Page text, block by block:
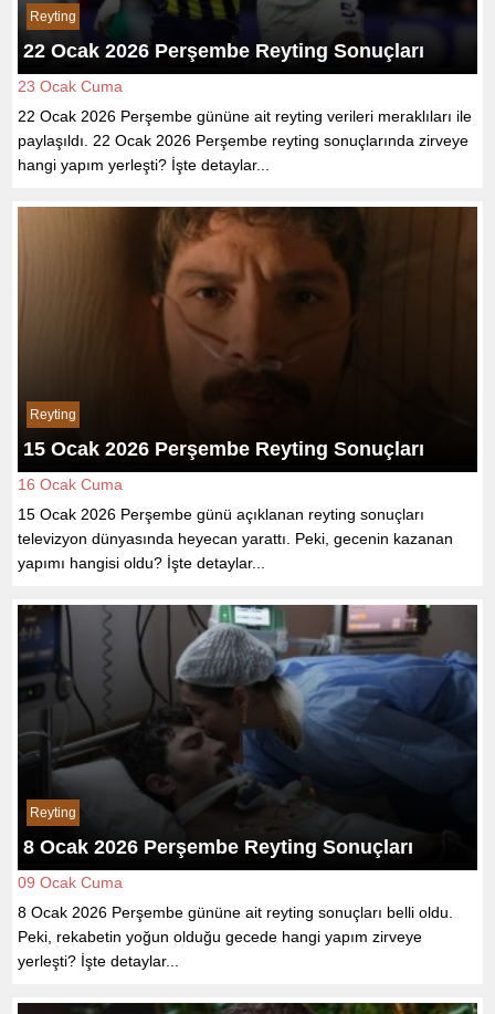
Reyting
22 Ocak 2026 Perşembe Reyting Sonuçları
23 Ocak Cuma
22 Ocak 2026 Perşembe gününe ait reyting verileri meraklıları ile
paylaşıldı. 22 Ocak 2026 Perşembe reyting sonuçlarında zirveye
hangi yapım yerleşti? İşte detaylar...
Reyting
15 Ocak 2026 Perşembe Reyting Sonuçları
16 Ocak Cuma
15 Ocak 2026 Perşembe günü açıklanan reyting sonuçları
televizyon dünyasında heyecan yarattı. Peki, gecenin kazanan
yapımı hangisi oldu? İşte detaylar...
Reyting
8 Ocak 2026 Perşembe Reyting Sonuçları
09 Ocak Cuma
8 Ocak 2026 Perşembe gününe ait reyting sonuçları belli oldu.
Peki, rekabetin yoğun olduğu gecede hangi yapım zirveye
yerleşti? İşte detaylar...